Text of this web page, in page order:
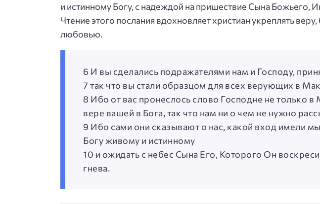
и истинному Богу, с надеждой на пришествие Сына Божьего,
Чтение этого послания вдохновляет христиан укреплять
любовью.
6 И вы сделались подражателями нам и Господу,
7 так что вы стали образцом для всех верующих в
8 Ибо от вас пронеслось слово Господне не только
вере вашей в Бога, так что нам ни о чем не нужно
9 Ибо сами они сказывают о нас, какой вход имели
Богу живому и истинному
10 и ожидать с небес Сына Его, Которого Он
гнева.